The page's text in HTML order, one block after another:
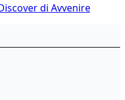
di Avvenire